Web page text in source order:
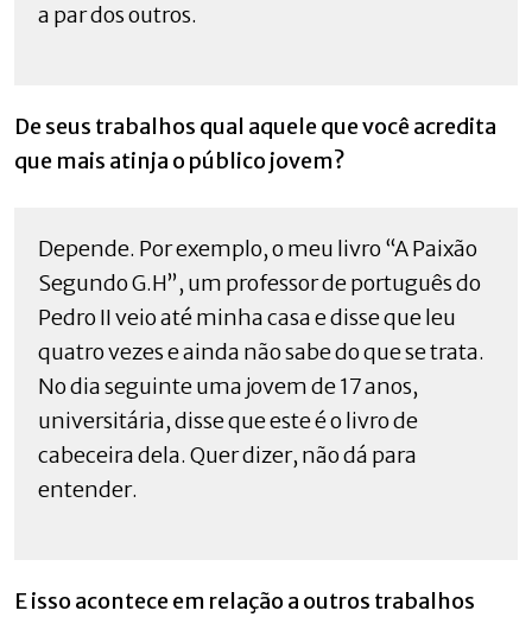
a par dos outros.
De seus trabalhos qual aquele que você acredita
que mais atinja o público jovem?
Depende. Por exemplo, o meu livro “A Paixão
Segundo G.H”, um professor de português do
Pedro II veio até minha casa e disse que leu
quatro vezes e ainda não sabe do que se trata.
No dia seguinte uma jovem de 17 anos,
universitária, disse que este é o livro de
cabeceira dela. Quer dizer, não dá para
entender.
E isso acontece em relação a outros trabalhos